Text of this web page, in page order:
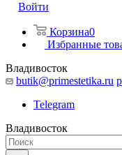
Войти
Корзина0
Избранные
Владивосток
butik@primestetika.ru
Telegram
Владивосток